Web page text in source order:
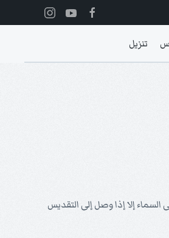
تنزيل
إلا إذا وصل إلى التقديس